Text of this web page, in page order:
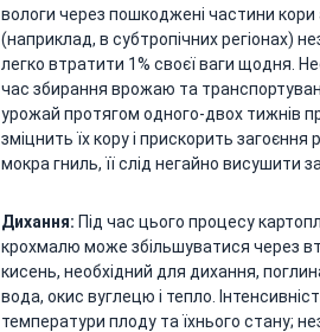
вологи через пошкоджені частини кори
(наприклад, в субтропічних регіонах)
легко втратити 1% своєї ваги щодня.
час збирання врожаю та
урожай протягом одного-двох тижнів
зміцнить їх кору і прискорить
мокра гниль, її слід негайно висушити
Дихання: Під час цього процесу
крохмалю може збільшуватися через
кисень, необхідний для дихання,
вода, окис вуглецю і тепло.
температури плоду та їхнього стану;